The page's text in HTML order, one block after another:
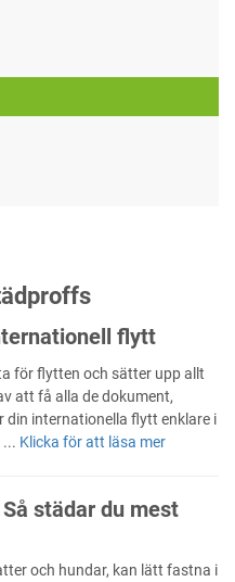
flytt
för flytten och sätter upp allt
att få alla de dokument,
internationella flytt enklare i
Klicka för att läsa mer
städar du mest
och hundar, kan lätt fastna i